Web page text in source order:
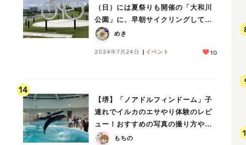
（日）には夏祭りも開催の「大和川
公園」に、早朝サイクリングしてき
ましためき
2024年7月24日 イベント 10
14
【堺】「ノアドルフィンドーム」子
連れでイルカのエサやり体験のレビ
ュー！おすすめの写真の撮り方やも
っと楽しむポイントも
もちの